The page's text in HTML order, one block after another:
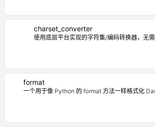
charset_converter
使用底层平台实现的字符集/编码转换器，无需
format
一个用于像 Python 的 format 方法一样格式化